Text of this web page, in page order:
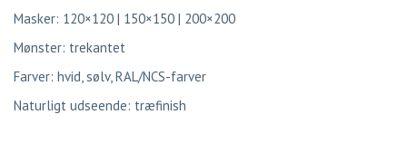
Masker: 120×120 | 150×150 | 200×200
Mønster: trekantet
Farver: hvid, sølv, RAL/NCS-farver
Naturligt udseende: træfinish